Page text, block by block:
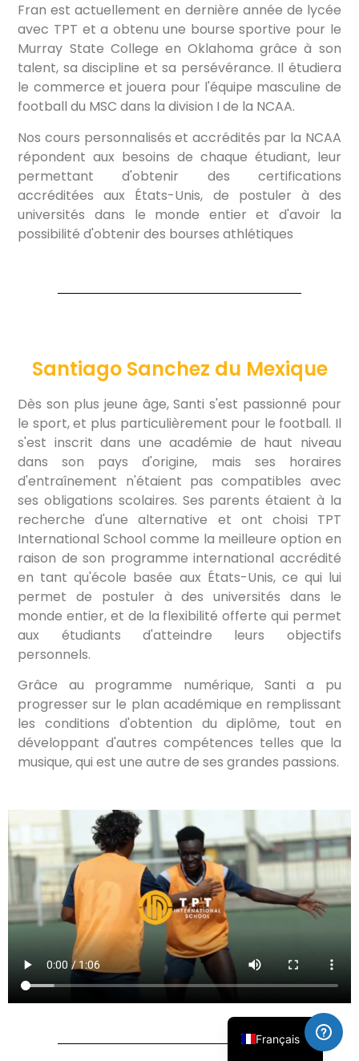
Fran est actuellement en dernière année de lycée
avec TPT et a obtenu une bourse sportive pour le
Murray State College en Oklahoma grâce à son
talent, sa discipline et sa persévérance. Il étudiera
le commerce et jouera pour l'équipe masculine de
football du MSC dans la division I de la NCAA.
Nos cours personnalisés et accrédités par la NCAA
répondent aux besoins de chaque étudiant, leur
permettant d'obtenir des certifications
accréditées aux États-Unis, de postuler à des
universités dans le monde entier et d'avoir la
possibilité d'obtenir des bourses athlétiques
Santiago Sanchez du Mexique
Dès son plus jeune âge, Santi s'est passionné pour
le sport, et plus particulièrement pour le football. Il
s'est inscrit dans une académie de haut niveau
dans son pays d'origine, mais ses horaires
d'entraînement n'étaient pas compatibles avec
ses obligations scolaires. Ses parents étaient à la
recherche d'une alternative et ont choisi TPT
International School comme la meilleure option en
raison de son programme international accrédité
en tant qu'école basée aux États-Unis, ce qui lui
permet de postuler à des universités dans le
monde entier, et de la flexibilité offerte qui permet
aux étudiants d'atteindre leurs objectifs
personnels.
Grâce au programme numérique, Santi a pu
progresser sur le plan académique en remplissant
les conditions d'obtention du diplôme, tout en
développant d'autres compétences telles que la
musique, qui est une autre de ses grandes passions.
Français
Español
Русский
简体中文